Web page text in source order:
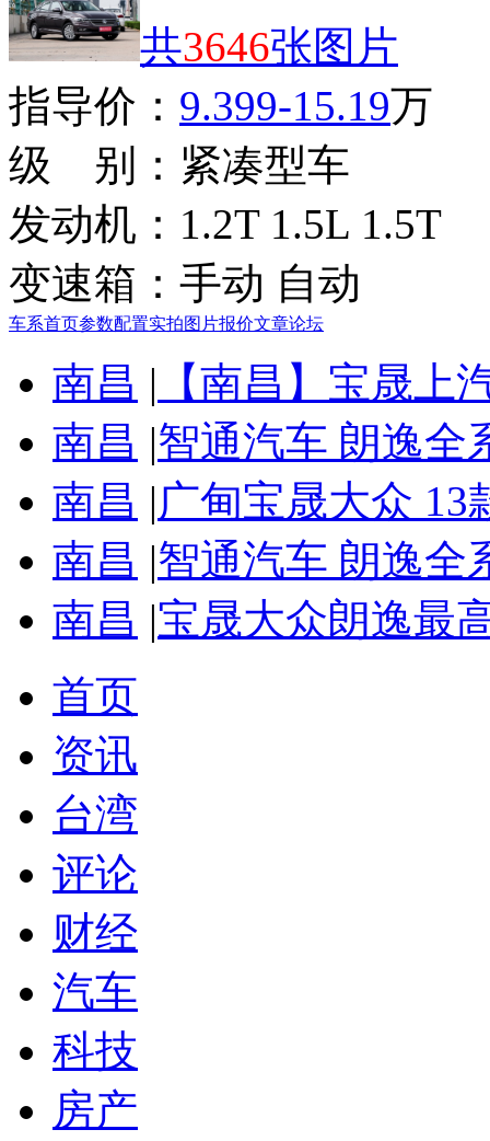
共3646张图片
指导价： 9.399-15.19万
级 别： 紧凑型车
发动机： 1.2T 1.5L 1.5T
变速箱： 手动 自动
车系首页参数配置实拍图片报价文章论坛
南昌 | 【南昌】宝晟上
南昌 |智通汽车 朗逸全
南昌 |广甸宝晟大众 13
南昌 |智通汽车 朗逸全
南昌 |宝晟大众朗逸最
首页
资讯
台湾
评论
财经
汽车
科技
房产